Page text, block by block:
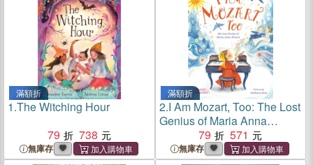
滿額折
1.The Witching Hour
79
738
無庫存
滿額折
2.I Am Mozart, Too: The Lost
Genius of Maria Anna
79 571
無庫存